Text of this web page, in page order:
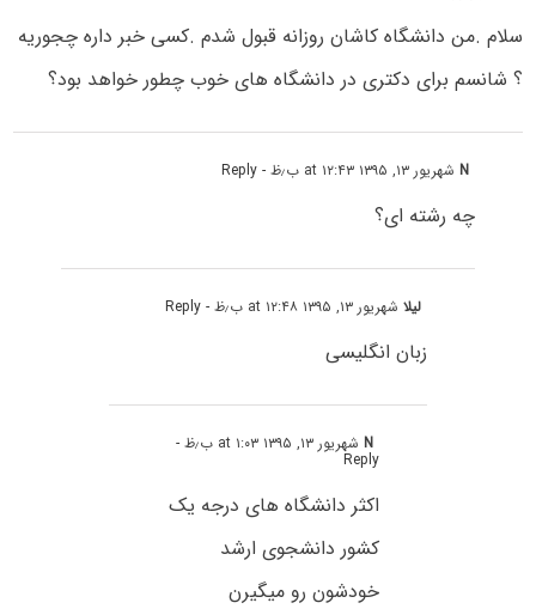
سلام .من دانشگاه کاشان روزانه قبول شدم .کسی خبر داره چجوریه
؟ شانسم برای دکتری در دانشگاه های خوب چطور خواهد بود؟
Nشهریور ۱۳, ۱۳۹۵ at ۱۲:۴۳ ب٫ظ - Reply
چه رشته ای؟
لیلاشهریور ۱۳, ۱۳۹۵ at ۱۲:۴۸ ب٫ظ - Reply
زبان انگلیسی
Nشهریور ۱۳, ۱۳۹۵ at ۱:۰۳ ب٫ظ -
Reply
اکثر دانشگاه های درجه یک
کشور دانشجوی ارشد
خودشون رو میگیرن